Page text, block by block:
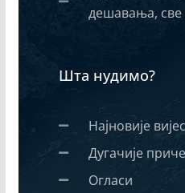
дешавања, све
Шта нудимо?
Најновије
Дугачије приче
Огласи